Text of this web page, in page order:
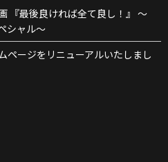
『最後良ければ全て良し！』 ～
シャル～
ページをリニューアルいたしまし